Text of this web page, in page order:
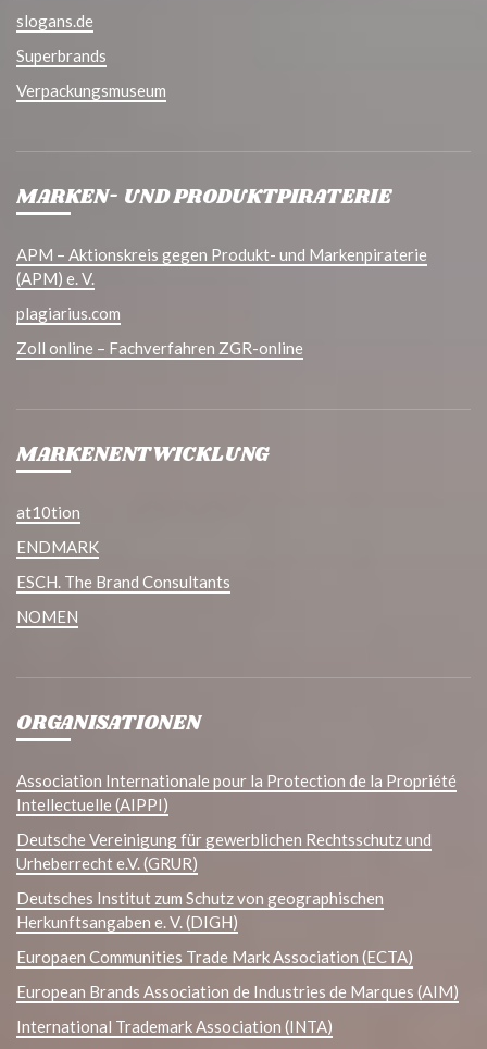
slogans.de
Superbrands
Verpackungsmuseum
MARKEN- UND PRODUKTPIRATERIE
APM – Aktionskreis gegen Produkt- und Markenpiraterie
(APM) e. V.
plagiarius.com
Zoll online – Fachverfahren ZGR-online
MARKENENTWICKLUNG
at10tion
ENDMARK
ESCH. The Brand Consultants
NOMEN
ORGANISATIONEN
Association Internationale pour la Protection de la Propriété
Intellectuelle (AIPPI)
Deutsche Vereinigung für gewerblichen Rechtsschutz und
Urheberrecht e.V. (GRUR)
Deutsches Institut zum Schutz von geographischen
Herkunftsangaben e. V. (DIGH)
Europaen Communities Trade Mark Association (ECTA)
European Brands Association de Industries de Marques (AIM)
International Trademark Association (INTA)